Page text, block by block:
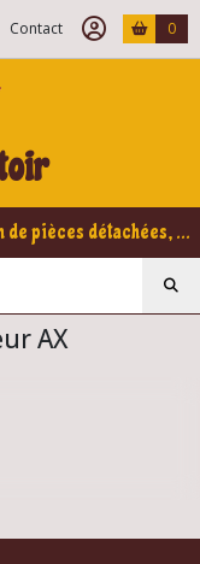
Contact 0
Entreprise spécialisée dans la distribution de pièces détachées, refabrication pour voitures Yountimers Peugeot 205 GTI, 309 GTI - GTI16
AX